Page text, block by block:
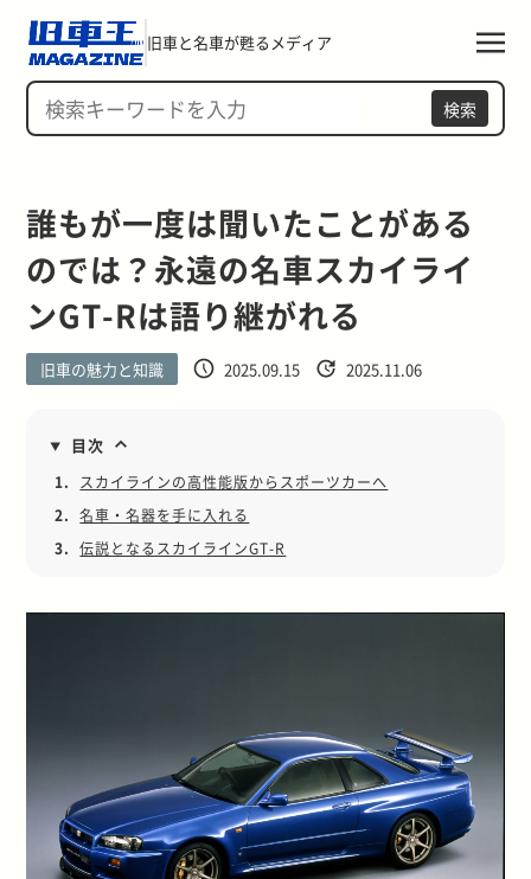
旧車と名車が甦るメディア
検索
誰もが一度は聞いたことがある
のでは？永遠の名車スカイライ
ンGT-Rは語り継がれる
旧車の魅力と知識 2025.09.15 2025.11.06
目次
1.
スカイラインの高性能版からスポーツカーへ
2.
名車・名器を手に入れる
3.
伝説となるスカイラインGT-R